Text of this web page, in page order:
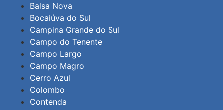
Balsa Nova
Bocaiúva do Sul
Campina Grande do Sul
Campo do Tenente
Campo Largo
Campo Magro
Cerro Azul
Colombo
Contenda